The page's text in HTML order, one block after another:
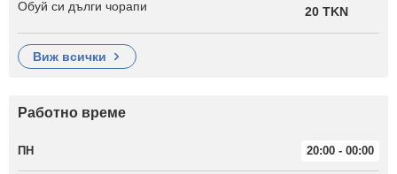
Обуй си дълги чорапи 20 TKN
виж всички
Работно време
ПН 20:00 - 00:00